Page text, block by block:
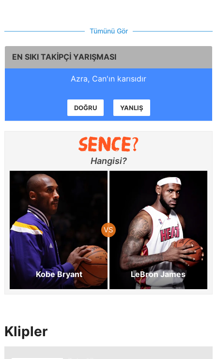
Tümünü Gör
EN SIKI TAKİPÇİ YARIŞMASI
Azra, Can'ın karısıdır
DOĞRU YANLIŞ
Hangisi?
Kobe Bryant LeBron James
Klipler